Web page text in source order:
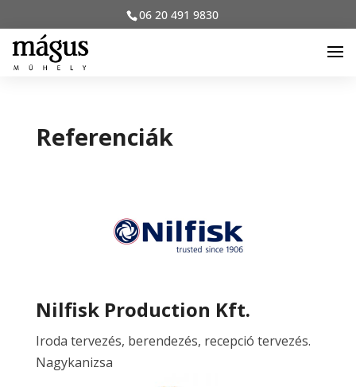
06 20 491 9830
Referenciák
Nilfisk Production Kft.
Iroda tervezés, berendezés, recepció tervezés.
Nagykanizsa